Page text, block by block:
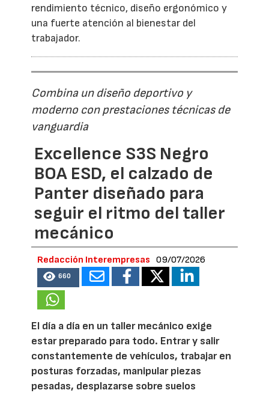
rendimiento técnico, diseño ergonómico y
una fuerte atención al bienestar del
trabajador.
Combina un diseño deportivo y
moderno con prestaciones técnicas de
vanguardia
Excellence S3S Negro
BOA ESD, el calzado de
Panter diseñado para
seguir el ritmo del taller
mecánico
Redacción Interempresas 09/07/2026
660
El día a día en un taller mecánico exige
estar preparado para todo. Entrar y salir
constantemente de vehículos, trabajar en
posturas forzadas, manipular piezas
pesadas, desplazarse sobre suelos